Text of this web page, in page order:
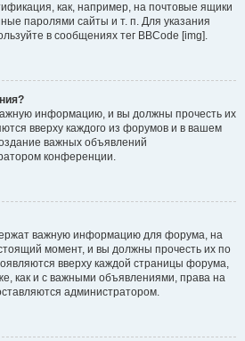
как, например, на почтовые ящики
паролями сайты и т. п. Для указания
в сообщениях тег BBCode [img].
информацию, и вы должны прочесть их
вверху каждого из форумов и в вашем
важных объявлений
конференции.
важную информацию для форума, на
момент, и вы должны прочесть их по
вверху каждой страницы форума,
как и с важными объявлениями, права на
администратором.